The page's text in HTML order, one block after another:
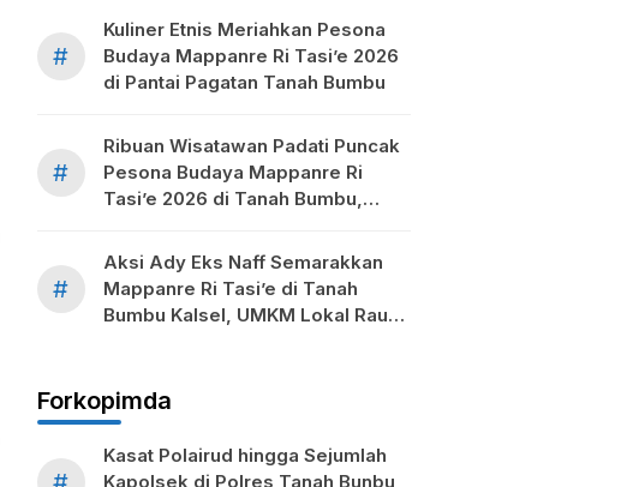
#
Kuliner Etnis Meriahkan Pesona
Budaya Mappanre Ri Tasi’e 2026
di Pantai Pagatan Tanah Bumbu
#
Ribuan Wisatawan Padati Puncak
Pesona Budaya Mappanre Ri
Tasi’e 2026 di Tanah Bumbu,
#
Aksi Ady Eks Naff Semarakkan
Mappanre Ri Tasi’e di Tanah
Bumbu Kalsel, UMKM Lokal Raup
Forkopimda
Kasat Polairud hingga Sejumlah
Kapolsek di Polres Tanah Bunbu